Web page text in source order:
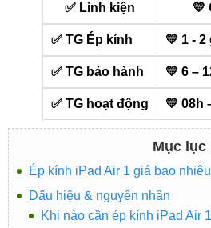
✅ Linh kiện 💛
✅ TG Ép kính 💛 1 - 2
✅ TG bảo hành 💛 6 –
✅ TG hoạt động 💛 08h
Mục lục
Ép kính iPad Air 1 giá bao
Dấu hiệu & nguyên nhân
Khi nào cần ép kính iPad Air 1